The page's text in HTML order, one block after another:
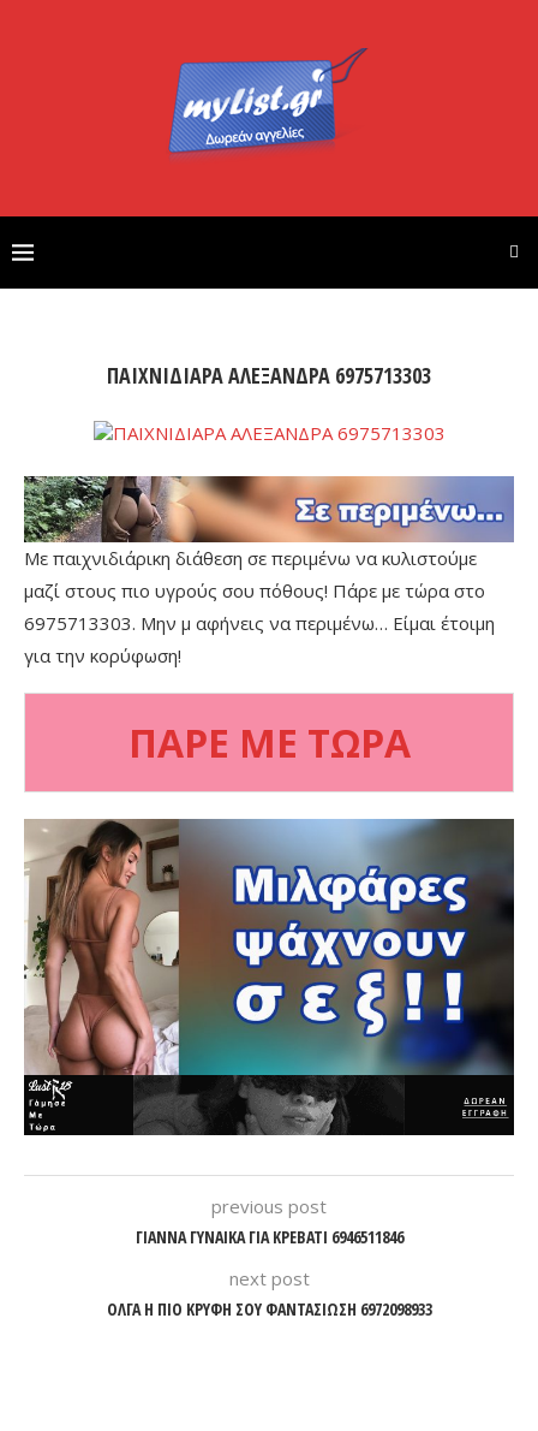
ΠΑΙΧΝΙΔΙΑΡΑ ΑΛΕΞΑΝΔΡΑ 6975713303
Με παιχνιδιάρικη διάθεση σε περιμένω να κυλιστούμε
μαζί στους πιο υγρούς σου πόθους! Πάρε με τώρα στο
6975713303. Μην μ αφήνεις να περιμένω… Είμαι έτοιμη
για την κορύφωση!
ΠΑΡΕ ΜΕ ΤΩΡΑ
previous post
ΓΙΑΝΝΑ ΓΥΝΑΙΚΑ ΓΙΑ ΚΡΕΒΑΤΙ 6946511846
next post
ΟΛΓΑ Η ΠΙΟ ΚΡΥΦΗ ΣΟΥ ΦΑΝΤΑΣΙΩΣΗ 6972098933